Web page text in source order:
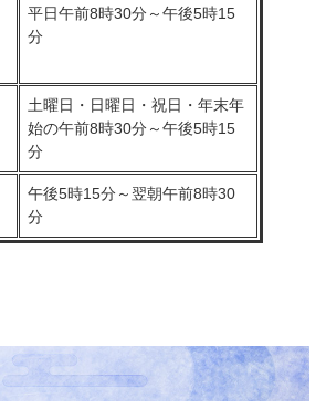
平日午前8時30分～午後5時15
分
土曜日・日曜日・祝日・年末年
始の午前8時30分～午後5時15
分
午後5時15分～翌朝午前8時30
分